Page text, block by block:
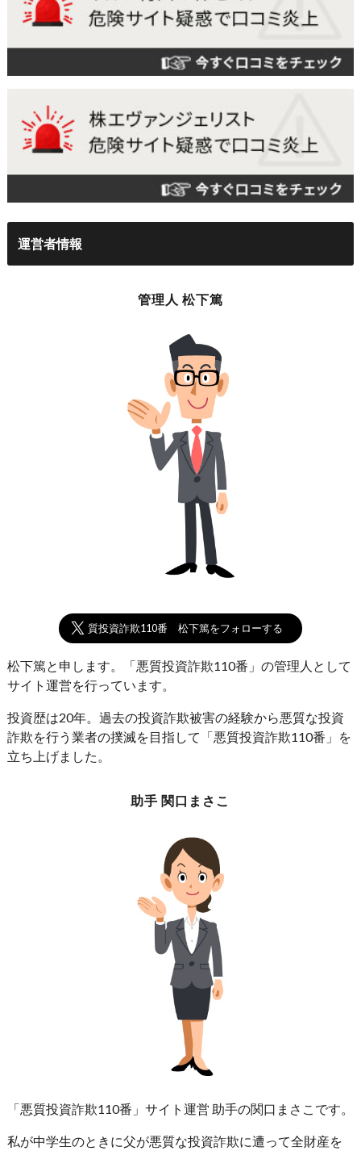
運営者情報
管理人 松下篤
悪質投資詐欺110番 松下篤をフォローする
松下篤と申します。「悪質投資詐欺110番」の管理人として
サイト運営を行っています。
投資歴は20年。過去の投資詐欺被害の経験から悪質な投資
詐欺を行う業者の撲滅を目指して「悪質投資詐欺110番」を
立ち上げました。
助手 関口まさこ
「悪質投資詐欺110番」サイト運営 助手の関口まさこです。
私が中学生のときに父が悪質な投資詐欺に遭って全財産を